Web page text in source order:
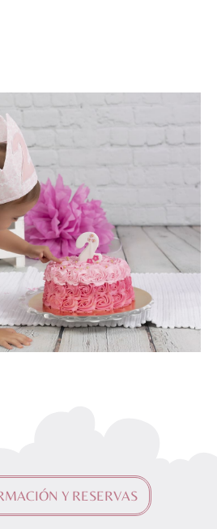
Y RESERVAS